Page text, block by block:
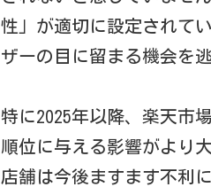
性」が適切に設定されて
ザーの目に留まる機会を
特に2025年以降、楽天市
順位に与える影響がより
店舗は今後ますます不利